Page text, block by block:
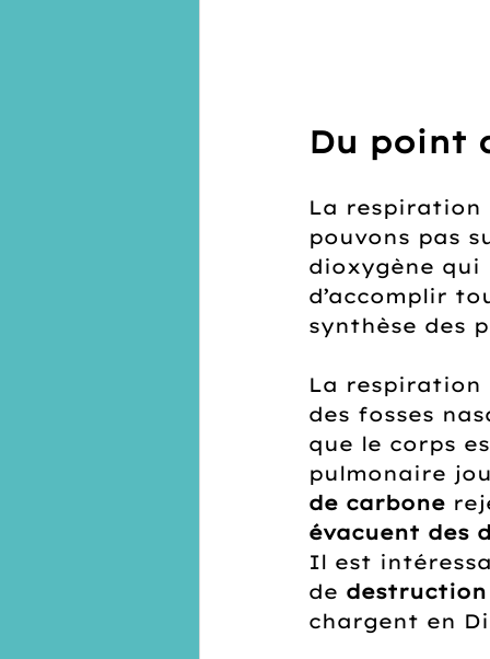
Du point
La respiration
pouvons pas
dioxygène
d’accomplir
synthèse des
La
des fosses
que le corps
pulmonaire
de carbone
évacuent des
Il est
de destruction
chargent en